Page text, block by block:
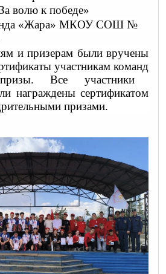
волю к победе»
«Жара» МКОУ СОШ №
и призерам были вручены
участникам команд
Все участники
награждены сертификатом
призами.